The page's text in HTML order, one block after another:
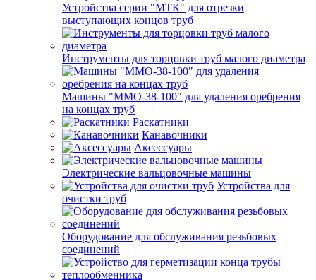
Устройства серии "МТК" для отрезки
выступающих концов труб
Инструменты для торцовки труб малого диаметра
Машины "ММО-38-100" для удаления оребрения
на концах труб
Раскатники
Канавочники
Аксессуары
Электрические вальцовочные машины
Устройства для
очистки труб
Оборудование для обслуживания резьбовых
соединений